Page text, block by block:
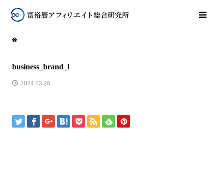
business_brand_l
2024.03.26